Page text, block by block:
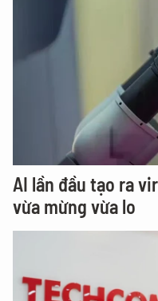
AI lần đầu tạo ra
vừa mừng vừa lo